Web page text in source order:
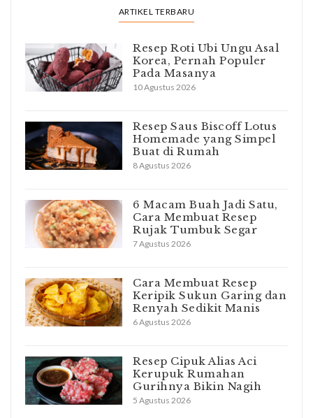
ARTIKEL TERBARU
Resep Roti Ubi Ungu Asal
Korea, Pernah Populer
Pada Masanya
10 Agustus 2026
Resep Saus Biscoff Lotus
Homemade yang Simpel
Buat di Rumah
8 Agustus 2026
6 Macam Buah Jadi Satu,
Cara Membuat Resep
Rujak Tumbuk Segar
7 Agustus 2026
Cara Membuat Resep
Keripik Sukun Garing dan
Renyah Sedikit Manis
6 Agustus 2026
Resep Cipuk Alias Aci
Kerupuk Rumahan
Gurihnya Bikin Nagih
5 Agustus 2026